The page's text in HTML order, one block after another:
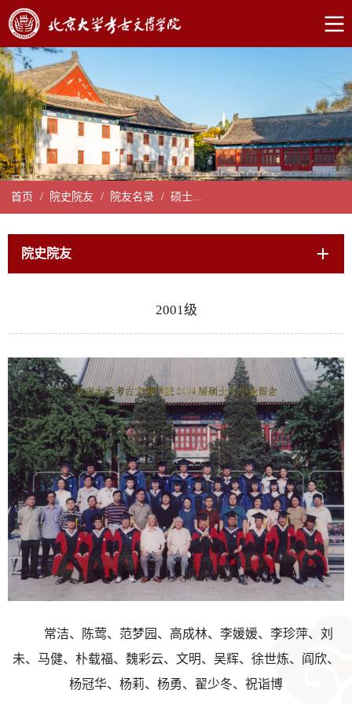
首页 / 院史院友 / 院友名录 / 硕士...
院史院友
2001级
常洁、陈莺、范梦园、高成林、李媛媛、李珍萍、刘
未、马健、朴载福、魏彩云、文明、吴辉、徐世炼、阎欣、
杨冠华、杨莉、杨勇、翟少冬、祝诣博